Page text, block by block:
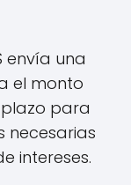
envía una
el monto
para
necesarias
intereses.